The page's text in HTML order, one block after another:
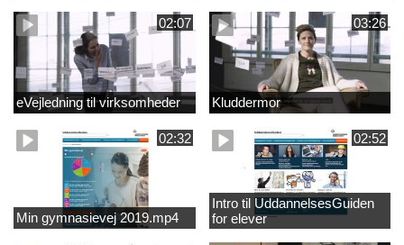
02:07
eVejledning til virksomheder
03:26
Kluddermor
02:32
Min gymnasievej 2019.mp4
02:52
Intro til UddannelsesGuiden
for elever